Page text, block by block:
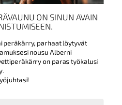
ON SINUN AVAIN
peräkärry, parhaat löytyvät
nousu Alberni
on paras työkalusi